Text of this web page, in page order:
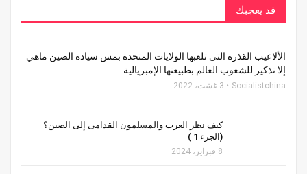
قد يعجبك
الألاعيب القذرة التى تلعبها الولايات المتحدة بمس سيادة الصين ماهي
إلا تذكير للشعوب العالم بطبيعتها الإمبريالية
Socialistchina 3 غشت، 2022
كيف نظر العرب والمسلمون القدامى إلى الصين؟
(الجزء 1 )
8 فبراير، 2024